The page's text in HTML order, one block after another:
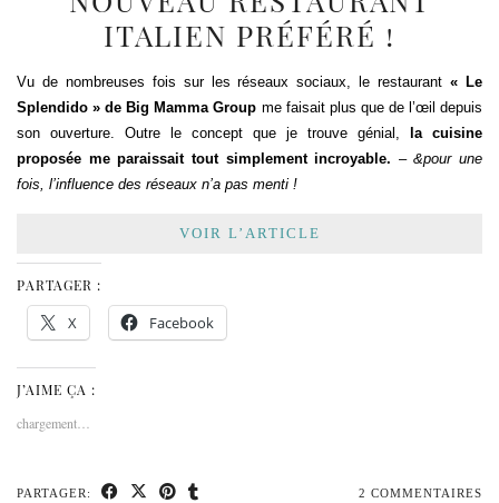
ITALIEN PRÉFÉRÉ !
Vu de nombreuses fois sur les réseaux sociaux, le restaurant« Le
Splendido » de Big Mamma Group me faisait plus que de l’œil depuis
son ouverture. Outre le concept que je trouve génial, la cuisine
proposée me paraissait tout simplement incroyable. –&pour une
fois, l’influence des réseaux n’a pas menti !
VOIR L’ARTICLE
PARTAGER :
X Facebook
J’AIME ÇA :
chargement…
PARTAGER: 2 COMMENTAIRES